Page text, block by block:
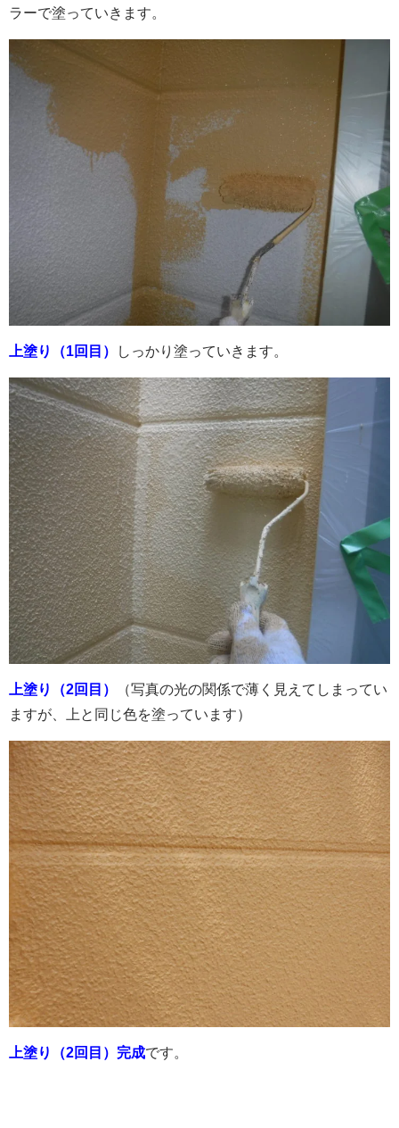
ラーで塗っていきます。
上塗り（1回目） しっかり塗っていきます。
上塗り（2回目）
（写真の光の関係で薄く見えてしまってい
ますが、上と同じ色を塗っています）
上塗り（2回目）完成です。